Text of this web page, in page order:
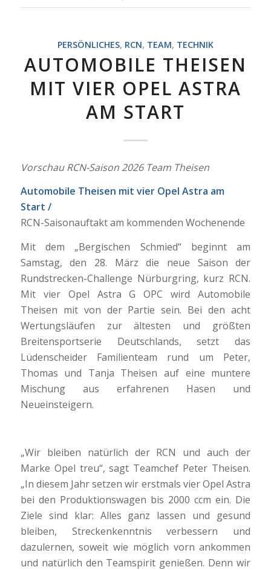
PERSÖNLICHES, RCN, TEAM, TECHNIK
AUTOMOBILE THEISEN
MIT VIER OPEL ASTRA
AM START
Vorschau RCN-Saison 2026 Team Theisen
Automobile Theisen mit vier Opel Astra am
Start /
RCN-Saisonauftakt am kommenden Wochenende
Mit dem „Bergischen Schmied“ beginnt am
Samstag, den 28. März die neue Saison der
Rundstrecken-Challenge Nürburgring, kurz RCN.
Mit vier Opel Astra G OPC wird Automobile
Theisen mit von der Partie sein. Bei den acht
Wertungsläufen zur ältesten und größten
Breitensportserie Deutschlands, setzt das
Lüdenscheider Familienteam rund um Peter,
Thomas und Tanja Theisen auf eine muntere
Mischung aus erfahrenen Hasen und
Neueinsteigern.
„Wir bleiben natürlich der RCN und auch der
Marke Opel treu“, sagt Teamchef Peter Theisen.
„In diesem Jahr setzen wir erstmals vier Opel Astra
bei den Produktionswagen bis 2000 ccm ein. Die
Ziele sind klar: Alles ganz lassen und gesund
bleiben, Streckenkenntnis verbessern und
dazulernen, soweit wie möglich vorn ankommen
und natürlich den Teamspirit genießen. Denn wir